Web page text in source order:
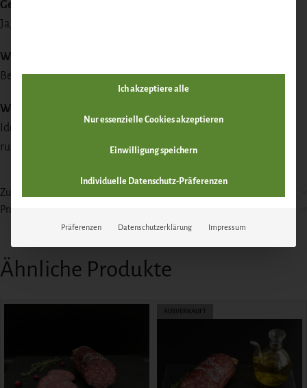
Geräuchert?
Ja, die Salami wird mit Buchenholz veredelt.
Wie lange ist die Salami haltbar?
Bei kühler Lagerung mehrere Wochen.
Wozu passt sie besonders gut?
Ideal zu Tapas, kräftigem Käse, Bauernbrot oder auf einer
rustikalen Vesperplatte.
Zutaten & Nährwerte
Produktsicherheit
Ähnliche Produkte
AUSVERKAUFT
Ich akzeptiere alle
Nur essenzielle Cookies akzeptieren
Einwilligung speichern
Individuelle Datenschutz-Präferenzen
Präferenzen Datenschutzerklärung Impressum